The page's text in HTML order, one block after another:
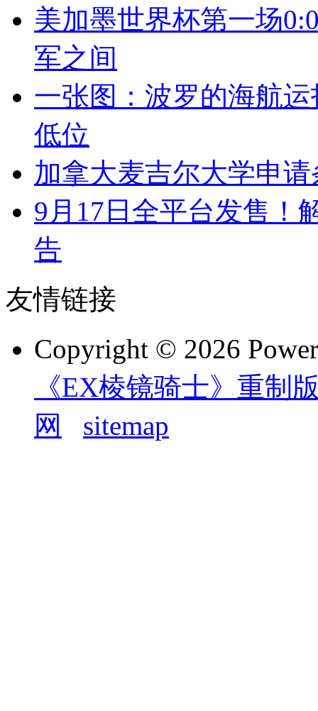
美加墨世界杯第一场
军之间
一张图：波罗的海航
低位
加拿大麦吉尔大学申
9月17日全平台发售！
告
友情链接
Copyright © 2026
《EX棱镜骑士》重制
网
sitemap